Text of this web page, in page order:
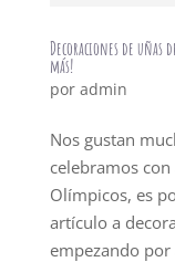
Decoraciones de uñas
más!
por admin
Nos gustan
celebramos con
Olímpicos, es
artículo a
empezando